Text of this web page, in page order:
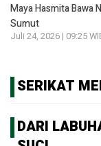
Maya Hasmita Bawa
Sumut
Juli 24, 2026 | 09:25
SERIKAT
DARI